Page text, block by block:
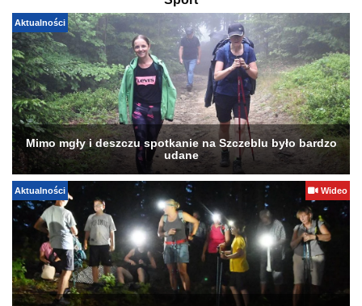
Aktualności
Mimo mgły i deszczu spotkanie na Szczeblu było bardzo
udane
Aktualności Wideo